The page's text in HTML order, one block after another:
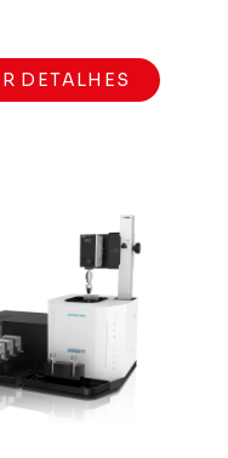
DETALHES